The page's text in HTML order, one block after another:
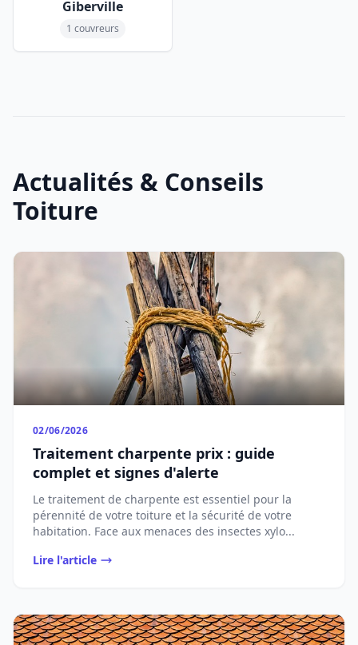
Giberville
1 couvreurs
Actualités & Conseils
Toiture
02/06/2026
Traitement charpente prix : guide
complet et signes d'alerte
Le traitement de charpente est essentiel pour la
pérennité de votre toiture et la sécurité de votre
habitation. Face aux menaces des insectes xylo...
Lire l'article